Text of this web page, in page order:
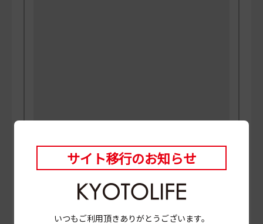
PHOTO三村博史 MANABU
当ページに掲載されている店舗情報は、2025年12月4
時点のものです。
営業情報やメニュー等が異なる場合がありますので、
サイト移行のお知らせ
いつもご利用頂きありがとうございます。